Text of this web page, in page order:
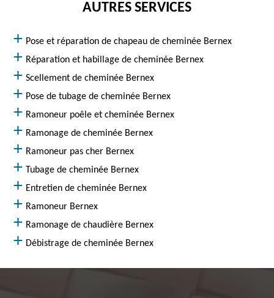
AUTRES SERVICES
Pose et réparation de chapeau de cheminée Bernex
Réparation et habillage de cheminée Bernex
Scellement de cheminée Bernex
Pose de tubage de cheminée Bernex
Ramoneur poêle et cheminée Bernex
Ramonage de cheminée Bernex
Ramoneur pas cher Bernex
Tubage de cheminée Bernex
Entretien de cheminée Bernex
Ramoneur Bernex
Ramonage de chaudière Bernex
Débistrage de cheminée Bernex